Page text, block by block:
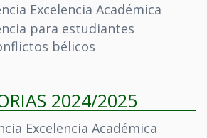
Excelencia Académica
para estudiantes
bélicos
2024/2025
Excelencia Académica